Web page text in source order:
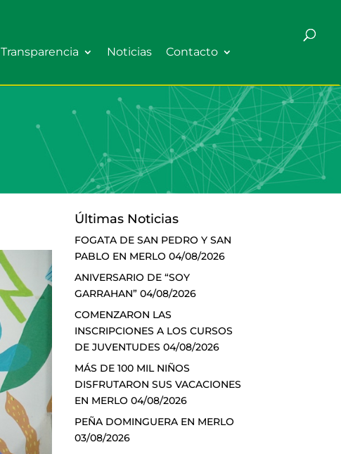
Transparencia Noticias Contacto
Últimas Noticias
FOGATA DE SAN PEDRO Y SAN
PABLO EN MERLO 04/08/2026
ANIVERSARIO DE “SOY
GARRAHAN” 04/08/2026
COMENZARON LAS
INSCRIPCIONES A LOS CURSOS
DE JUVENTUDES 04/08/2026
MÁS DE 100 MIL NIÑOS
DISFRUTARON SUS VACACIONES
EN MERLO 04/08/2026
PEÑA DOMINGUERA EN MERLO
03/08/2026